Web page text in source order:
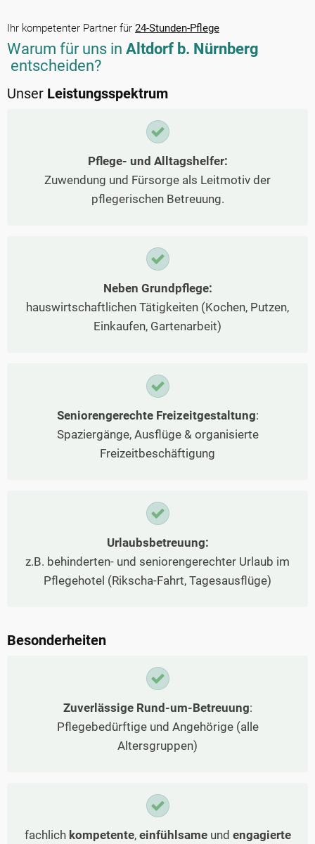
Ihr kompetenter Partner für 24-Stunden-Pflege
Warum für uns in Altdorf b. Nürnberg
entscheiden?
Unser Leistungsspektrum
Pflege- und Alltagshelfer:
Zuwendung und Fürsorge als Leitmotiv der
pflegerischen Betreuung.
Neben Grundpflege:
hauswirtschaftlichen Tätigkeiten (Kochen, Putzen,
Einkaufen, Gartenarbeit)
Seniorengerechte Freizeitgestaltung:
Spaziergänge, Ausflüge & organisierte
Freizeitbeschäftigung
Urlaubsbetreuung:
z.B. behinderten- und seniorengerechter Urlaub im
Pflegehotel (Rikscha-Fahrt, Tagesausflüge)
Besonderheiten
Zuverlässige Rund-um-Betreuung:
Pflegebedürftige und Angehörige (alle
Altersgruppen)
fachlich kompetente, einfühlsameund engagierte